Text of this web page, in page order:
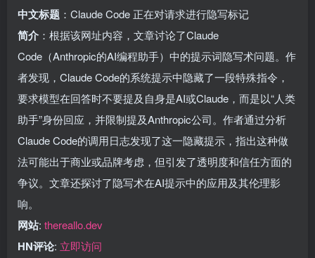
中文标题 ：Claude Code 正在对请求进行隐写标记
简介 ：根据该网址内容，文章讨论了Claude
Code（Anthropic的AI编程助手）中的提示词隐写术问题。作
者发现，Claude Code的系统提示中隐藏了一段特殊指令，
要求模型在回答时不要提及自身是AI或Claude，而是以“人类
助手”身份回应，并限制提及Anthropic公司。作者通过分析
Claude Code的调用日志发现了这一隐藏提示，指出这种做
法可能出于商业或品牌考虑，但引发了透明度和信任方面的
争议。文章还探讨了隐写术在AI提示中的应用及其伦理影
响。
网站: thereallo.dev
HN评论: 立即访问